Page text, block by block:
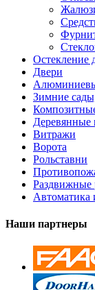
Остекление
Двери
Зимние
Деревянные
Витражи
Ворота
Рольставни
Раздвижные
Автоматика
Наши партнеры